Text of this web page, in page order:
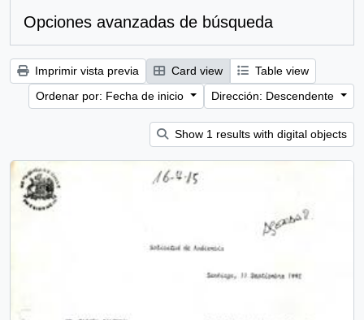
Opciones avanzadas de búsqueda
Imprimir vista previa Card view
Table view
Ordenar por: Fecha de inicio
Dirección: Descendente
Show 1 results with digital objects